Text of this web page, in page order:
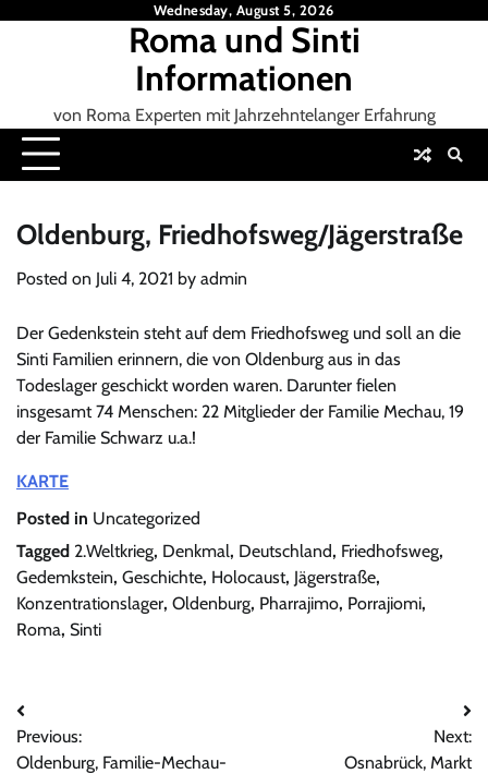
Wednesday, August 5, 2026
Roma und Sinti
Informationen
von Roma Experten mit Jahrzehntelanger Erfahrung
Oldenburg, Friedhofsweg/Jägerstraße
Posted on Juli 4, 2021 by admin
Der Gedenkstein steht auf dem Friedhofsweg und soll an die
Sinti Familien erinnern, die von Oldenburg aus in das
Todeslager geschickt worden waren. Darunter fielen
insgesamt 74 Menschen: 22 Mitglieder der Familie Mechau, 19
der Familie Schwarz u.a.!
KARTE
Posted in Uncategorized
Tagged 2.Weltkrieg, Denkmal, Deutschland, Friedhofsweg,
Gedemkstein, Geschichte, Holocaust, Jägerstraße,
Konzentrationslager, Oldenburg, Pharrajimo, Porrajiomi,
Roma, Sinti
Beitrags-
Navigation
Previous:
Oldenburg, Familie-Mechau-
Next:
Osnabrück, Markt